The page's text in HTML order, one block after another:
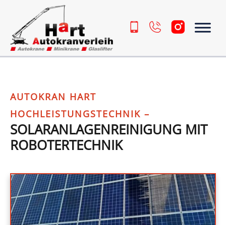
Zum Inhalt springen
AUTOKRAN HART
HOCHLEISTUNGSTECHNIK –
SOLARANLAGENREINIGUNG MIT
ROBOTERTECHNIK